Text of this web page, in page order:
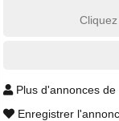
Plus d'annonces de
Enregistrer